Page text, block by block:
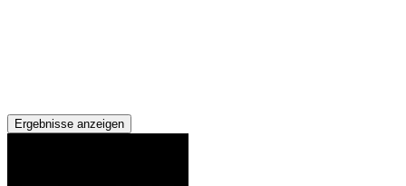
Ergebnisse anzeigen